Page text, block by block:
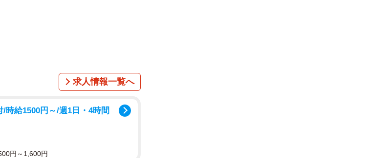
求人情報一覧へ
時給1500円～/週1日・4時間
円～1,600円